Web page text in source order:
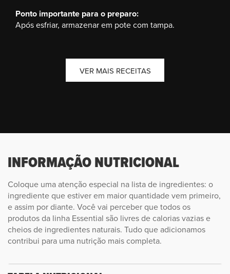
Ponto importante para o preparo:
Após esfriar, armazenar em pote com tampa.
VER MAIS RECEITAS
INFORMAÇÃO NUTRICIONAL
Coloque uma atenção especial na lista de ingredientes: o
ingrediente que estiver em maior quantidade vem primeiro,
e assim por diante. Você vai perceber que todos os
produtos da linha Essential são livres de calorias vazias e
cheios de ingredientes naturais. Tudo que adicionamos
contribui para uma nutrição mais completa.